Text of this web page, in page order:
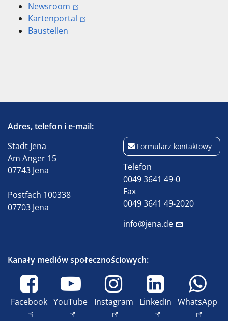
Newsroom
Kartenportal
Baustellen
Adres, telefon i e-mail:
Stadt Jena
Am Anger 15
07743 Jena
Postfach 100338
07703 Jena
Formularz kontaktowy
Telefon
0049 3641 49-0
Fax
0049 3641 49-2020
info@jena.de
Kanały mediów społecznościowych:
Facebook YouTube Instagram LinkedIn WhatsApp